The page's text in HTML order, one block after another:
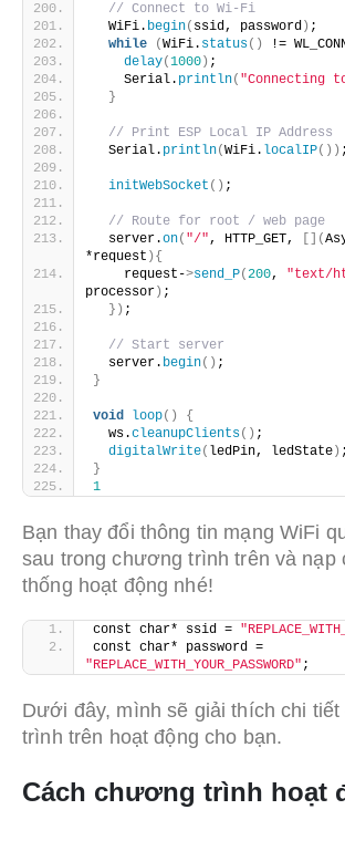
// Connect to Wi-Fi
  WiFi.
begin( ssid, password ) ;
while
(WiFi. status() !=
delay(1000 ) ;
    Serial.
println( "Connecting
}
// Print ESP Local IP Address
  Serial.
println(WiFi. localIP()) ;
initWebSocket () ;
// Route for root / web page
  server.
on( "/", HTTP_GET, [](
*request ){
    request-
>send_P(200, "text/
processor ) ;
}) ;
// Start server
  server.
begin() ;
}
void loop()
{
  ws.
cleanupClients() ;
digitalWrite( ledPin, ledState ) ;
}
1
Bạn thay đổi thông tin mạng WiFi
sau trong chương trình trên và nạp
thống hoạt động nhé!
const char* ssid =
"REPLACE_WITH_YOUR_PASSWORD" ;
Dưới đây, mình sẽ giải thích chi
trình trên hoạt động cho bạn.
Cách chương trình hoạt